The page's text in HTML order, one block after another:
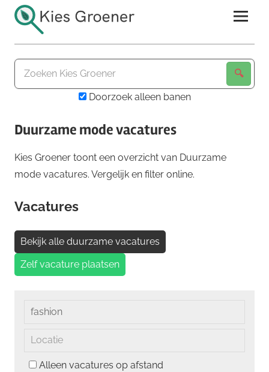
naar
inhoudKies
GroenerDoorzoek alleen banen
Duurzame mode vacatures
Kies Groener toont een overzicht van Duurzame
mode vacatures. Vergelijk en filter online.
Vacatures
Bekijk alle duurzame vacatures
Zelf vacature plaatsen
Alleen vacatures op afstand